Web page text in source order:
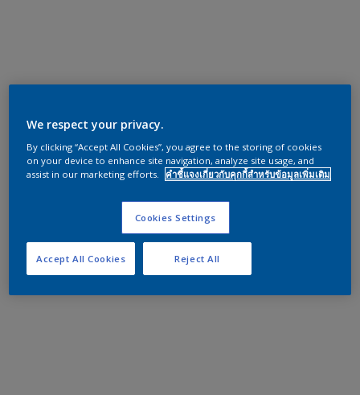
We respect your privacy.
By clicking “Accept All Cookies”, you agree to the storing of cookies
on your device to enhance site navigation, analyze site usage, and
assist in our marketing efforts.
คำชี้แจงเกี่ยวกับคุกกี้สำหรับข้อมูลเพิ่มเติม
Cookies Settings
Reject All
Accept All Cookies